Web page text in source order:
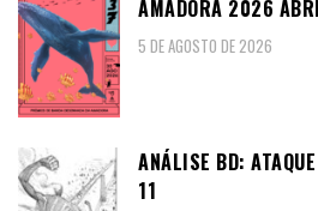
AMADORA 2026
5 DE AGOSTO DE 2026
ANÁLISE BD:
11